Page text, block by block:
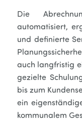
Die
automatisiert,
und definierte
auch langfristig
gezielte
bis zum
ein
kommunalem